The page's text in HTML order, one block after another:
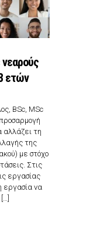
ετών
BSc, MSc
αλλάζει τη
της
με στόχο
Στις
εργασίας
εργασία να